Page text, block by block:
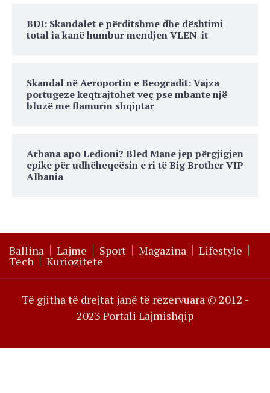
BDI: Skandalet e përditshme dhe dështimi
total ia kanë humbur mendjen VLEN-it
Skandal në Aeroportin e Beogradit: Vajza
portugeze keqtrajtohet veç pse mbante një
bluzë me flamurin shqiptar
Arbana apo Ledioni? Bled Mane jep përgjigjen
epike për udhëheqeësin e ri të Big Brother VIP
Albania
Ballina Lajme Sport Magazina Lifestyle
Tech Kuriozitete
Të gjitha të drejtat janë të rezervuara © 2012 -
2023 Portali Lajmishqip